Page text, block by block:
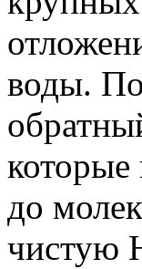
воды.
которые
до
чистую